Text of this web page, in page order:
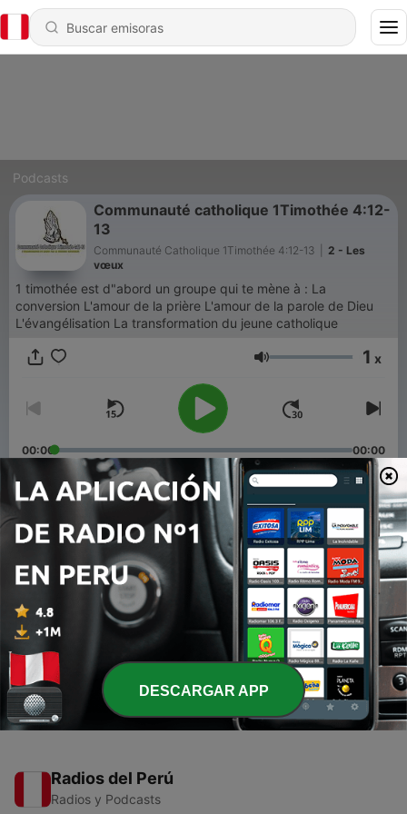
Podcasts
Communauté catholique 1Timothée 4:12-
13
Communauté Catholique 1Timothée 4:12-13
2 - Les
vœux
1 timothée est d"abord un groupe qui te mène à : La
conversion L'amour de la prière L'amour de la parole de Dieu
L'évangélisation La transformation du jeune catholique
Volumen 1 x
00:00 00:00
Episodios
2 - Les vœux
06 mayo 2021
1 -
Communauté catholique 1Timothée 4:12-13
(Trailer)
13 abr. 2021
Radios del Perú
Radios y Podcasts
DESCARGAR APP